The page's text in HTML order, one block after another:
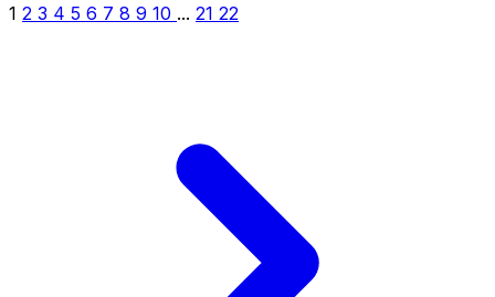
1 2 3 4 5 6 7 8 9 10 ... 21 22